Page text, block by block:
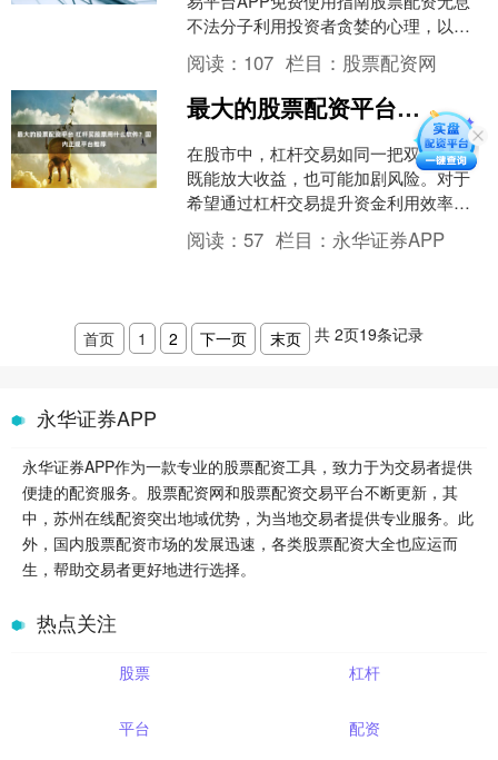
不法分子利用投资者贪婪的心理，以高
杠杆、高收益为诱饵，诱骗投资者进行
配资。然而，一旦....
阅读： 107 栏目： 股票配资网
最大的股票配资平台 杠杆买股票用什么软件？国内正规平台推荐
在股市中，杠杆交易如同一把双刃剑，
既能放大收益，也可能加剧风险。对于
希望通过杠杆交易提升资金利用效率的
投资者来说，选择一个正规、可靠的平
台至关重要。那么，在国内....
阅读： 57 栏目： 永华证券APP
首页 1 2 下一页 末页 共 2页19条记录
永华证券APP
永华证券APP作为一款专业的股票配资工具，致力于为交易者提供
便捷的配资服务。股票配资网和股票配资交易平台不断更新，其
中，苏州在线配资突出地域优势，为当地交易者提供专业服务。此
外，国内股票配资市场的发展迅速，各类股票配资大全也应运而
生，帮助交易者更好地进行选择。
热点关注
股票 杠杆
平台 配资